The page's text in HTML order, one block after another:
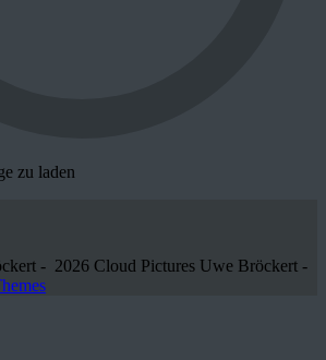
zu laden
- 2026 Cloud Pictures Uwe Bröckert -